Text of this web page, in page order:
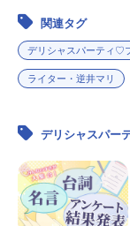
関連タグ
デリシャスパーティ♡
ライター・逆井マリ
デリシャスパー